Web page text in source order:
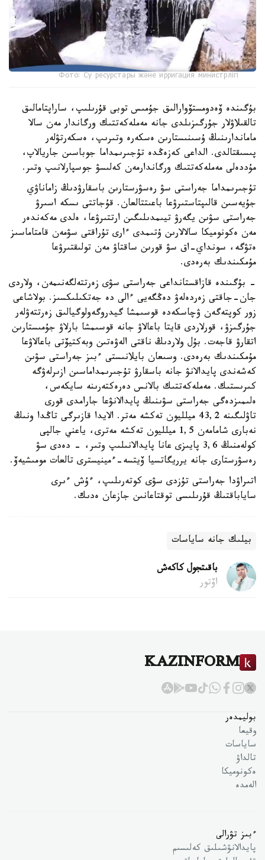
Фото: Су ресурстары және ирригация министрлігі
بۇگىندە ۆەدومستۆوارالىق جۇمىس توبى قۇرىلىپ، ساراپتامالىق
تالقىلاۋلار جۇرگىزىلدى جانە مەملەكەتتىك ورگاندار مەن سالا
ماماندارىنىڭ ۇسىنىستارىن ەسكەرە وتىرىپ، ەسكەرتۋلەر
پىسىقتالدى. الداعى كەزەڭدە تۇجىرىمداما جوباسىن جاريالاپ،
مۇددەلى مەملەكەتتىك ورگاندارمەن كەلىسۋ جوسپارلانىپ وتىر.
تۇجىرىمداما جەراستى سۋ رەسۋرستارىن باسقارۋدىڭ زاماناۋي
جۇيەسىن قالىپتاستىرۋعا باعىتتالعان. قۇجاتتى ىسكە اسىرۋ
جەراستى سۋىن يگەرۋ تيىمدىلىگىن ارتتىرۋعا، ەلدى مەكەندەر
مەن ەكونوميكا سالالارىن ۇتىمدى ءارى تۇراقتى سۋمەن قامتاماسىز
ەتۋگە، سونداي-اق سۋ قورىن ساقتاۋ مەن تولىقتىرۋعا
مۇمكىندىك بەرەدى.
- بۇگىندە قازاقستانداعى جەراستى سۋى زەرتتەلگەنىمەن، ولاردى
جان-جاقتى زەردەلەۋ دەڭگەيى ءالى دە جەتكىلىكسىز. بولاشاعى
زور كوپتەگەن ۋچاسكەدە قوسىمشا گيدروگەولوگيالىق زەرتتەۋلەر
جۇرگىزۋ، قورلاردى قايتا باعالاۋ جانە قوسىمشا بارلاۋ جۇمىستارىن
اتقارۋ قاجەت. بۇل ولاردىڭ ناقتى الەۋەتىن وبەكتيۆتى باعالاۋعا
مۇمكىندىك بەرەدى. وسىعان بايلانىستى ءبىز جەراستى سۋىن
كەشەندى پايدالانۋ جانە باسقارۋ تۇجىرىمداماسىن ازىرلەۋگە
كىرىستىك. مەملەكەتتىك بالانس دەرەكتەرىنە سايكەس،
ەلىمىزدەگى جەراستى سۋىنىڭ پايدالانۋعا جارامدى قورى
تاۋلىگىنە 43,2 ميلليون تەكشە مەتر. الايدا قازىرگى تاڭدا ونىڭ
نەبارى شامامەن 1,5 ميلليون تەكشە مەترى، ياعني جالپى
كولەمنىڭ 3,6 پايىزى عانا پايدالانىلىپ وتىر، - دەدى سۋ
رەسۋرستارى جانە يرريگاتسيا ۆيتسە-ءمينيسترى تالعات مومىشيەۆ.
اتىراۋدا جەراستى تۇزدى سۋى كوتەرىلىپ، ءۇش ءىرى
ساياباقتىڭ قۇرىلىسى توقتاعانىن جازعان ەدىك.
بيلىك جانە ساياسات
باقىتجول كاكەش
اۆتور
KAZINFORM
بوليمدەر
وقيعا
ساياسات
تالداۋ
ەكونوميكا
الەمدە
ءبىز تۋرالى
پايدالانۋشىلىق كەلىسىم